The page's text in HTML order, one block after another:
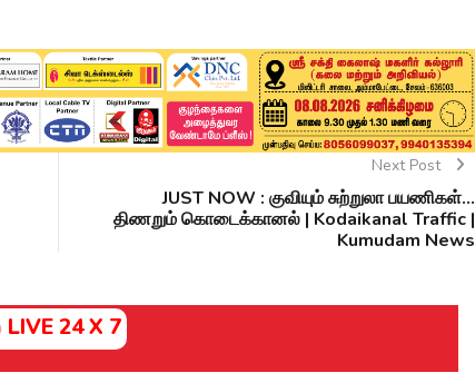
Next Post
JUST NOW : குவியும் சுற்றுலா பயணிகள்...
திணறும் கொடைக்கானல் | Kodaikanal Traffic |
Kumudam News
LIVE 24 X 7